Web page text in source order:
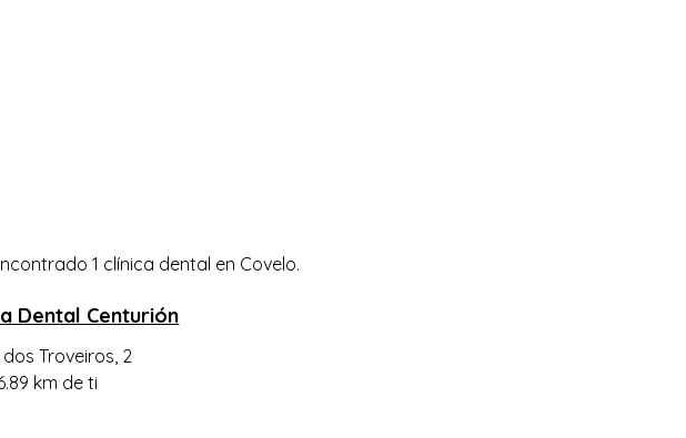
1 clínica dental en Covelo.
Dental Centurión
Troveiros, 2
km de ti